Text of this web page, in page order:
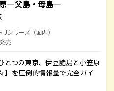
―父島・母島―
Jシリーズ（国内）
売
とつの東京、伊豆諸島と小笠原
】を圧倒的情報量で完全ガイ